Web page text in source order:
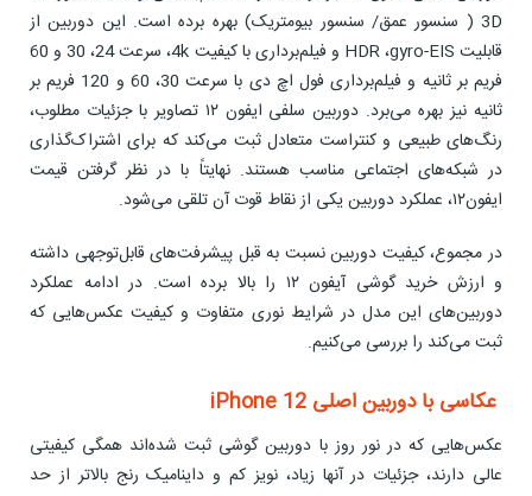
3D ( سنسور عمق/ سنسور بیومتریک) بهره برده است. این دوربین از
قابلیت HDR ،gyro-EIS و فیلم‌برداری با کیفیت 4k، سرعت 24، 30 و 60
فریم بر ثانیه و فیلم‌برداری فول اچ دی با سرعت 30، 60 و 120 فریم بر
ثانیه نیز بهره می‌برد. دوربین سلفی ایفون ۱۲ تصاویر با جزئیات مطلوب،
رنگ‌های طبیعی و کنتراست متعادل ثبت می‌کند که برای اشتراک‌گذاری
در شبکه‌های اجتماعی مناسب هستند. نهایتاً با در نظر گرفتن قیمت
ایفون۱۲، عملکرد دوربین یکی از نقاط قوت آن تلقی می‌شود.
در مجموع، کیفیت دوربین نسبت به قبل پیشرفت‌های قابل‌توجهی داشته
و ارزش خرید گوشی آیفون ۱۲ را بالا برده است. در ادامه عملکرد
دوربین‌های این مدل در شرایط نوری متفاوت و کیفیت عکس‌هایی که
ثبت می‌کند را بررسی می‌کنیم.
عکاسی با دوربین اصلی iPhone 12
عکس‌هایی که در نور روز با دوربین گوشی ثبت شده‌اند همگی کیفیتی
عالی دارند، جزئیات در آنها زیاد، نویز کم و داینامیک رنج بالاتر از حد